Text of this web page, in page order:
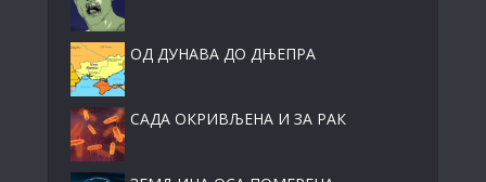
ОД ДУНАВА ДО ДЊЕПРА
САДА ОКРИВЉЕНА И ЗА РАК